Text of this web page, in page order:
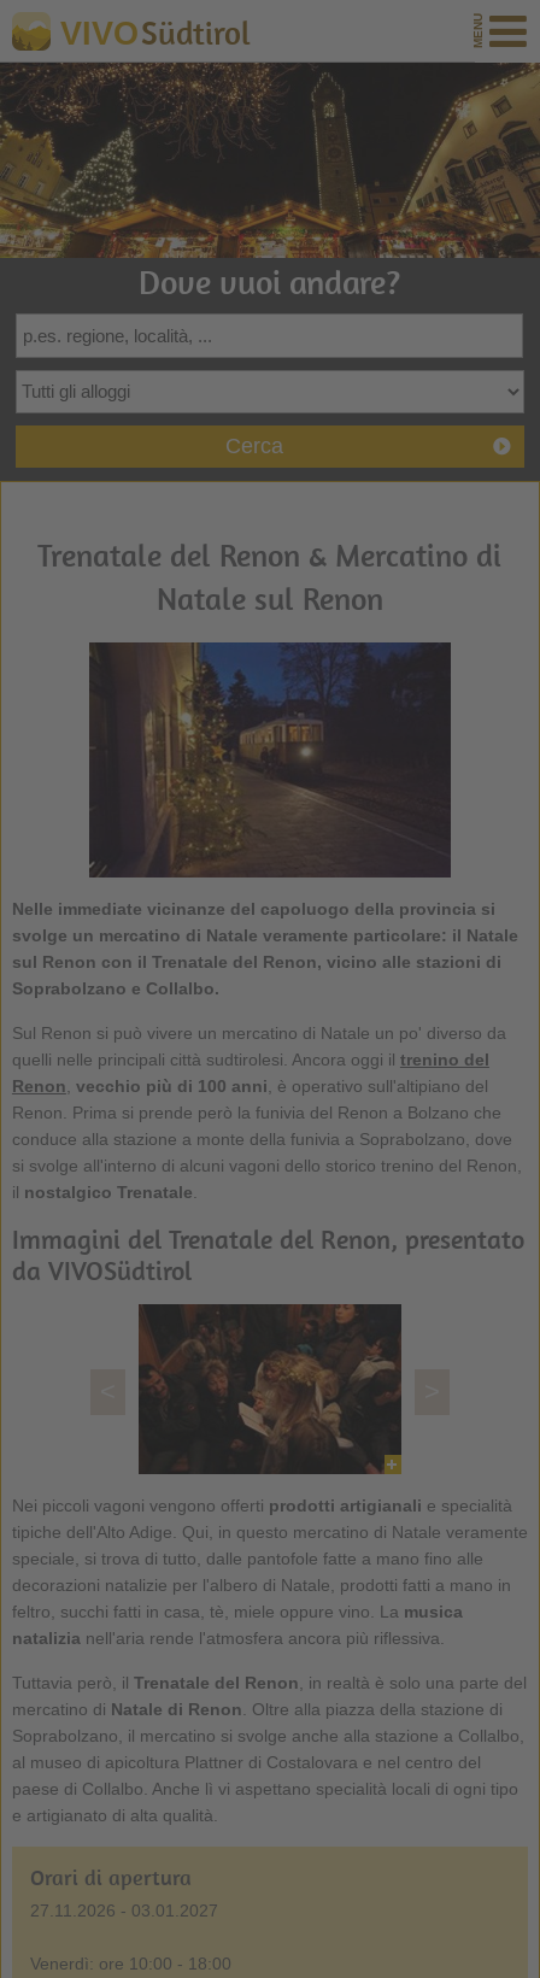
VIVOSüdtirol
Dove vuoi andare?
Cerca
Trenatale del Renon & Mercatino di
Natale sul Renon
Nelle immediate vicinanze del capoluogo della provincia si
svolge un mercatino di Natale veramente particolare: il Natale
sul Renon con il Trenatale del Renon, vicino alle stazioni di
Soprabolzano e Collalbo.
Sul Renon si può vivere un mercatino di Natale un po' diverso da
quelli nelle principali città sudtirolesi. Ancora oggi il trenino del
Renon vecchio più di 100 anni , è operativo sull'altipiano del
Renon. Prima si prende però la funivia del Renon a Bolzano che
conduce alla stazione a monte della funivia a Soprabolzano, dove
si svolge all'interno di alcuni vagoni dello storico trenino del Renon,
il nostalgico Trenatale
Immagini del Trenatale del Renon, presentato
da VIVOSüdtirol
Nei piccoli vagoni vengono offerti prodotti artigianali e specialità
tipiche dell'Alto Adige. Qui, in questo mercatino di Natale veramente
speciale, si trova di tutto, dalle pantofole fatte a mano fino alle
decorazioni natalizie per l'albero di Natale, prodotti fatti a mano in
feltro, succhi fatti in casa, tè, miele oppure vino. La musica
natalizia nell'aria rende l'atmosfera ancora più riflessiva.
Tuttavia però, il Trenatale del Renon , in realtà è solo una parte del
mercatino di Natale di Renon . Oltre alla piazza della stazione di
Soprabolzano, il mercatino si svolge anche alla stazione a Collalbo,
al museo di apicoltura Plattner di Costalovara e nel centro del
paese di Collalbo. Anche lì vi aspettano specialità locali di ogni tipo
e artigianato di alta qualità.
Orari di apertura
27.11.2026 - 03.01.2027
Venerdì: ore 10:00 - 18:00